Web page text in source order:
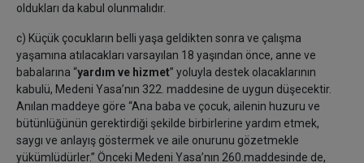
oldukları da kabul olunmalıdır.
c) Küçük çocukların belli yaşa geldikten sonra ve çalışma
yaşamına atılacakları varsayılan 18 yaşından önce, anne ve
babalarına “yardım ve hizmet” yoluyla destek olacaklarının
kabulü, Medeni Yasa’nın 322. maddesine de uygun düşecektir.
Anılan maddeye göre “Ana baba ve çocuk, ailenin huzuru ve
bütünlüğünün gerektirdiği şekilde birbirlerine yardım etmek,
saygı ve anlayış göstermek ve aile onurunu gözetmekle
yükümlüdürler.” Önceki Medeni Yasa’nın 260.maddesinde de,